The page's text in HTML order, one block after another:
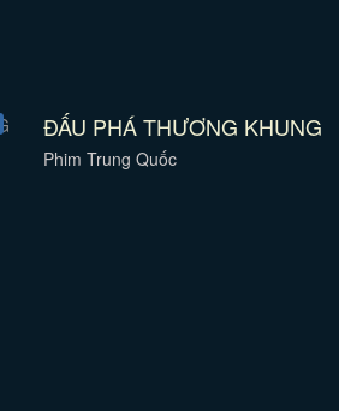
ĐẤU PHÁ THƯƠNG KHUNG
Phim Trung Quốc